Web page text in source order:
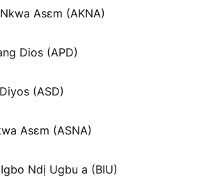
Asɛm (AKNA)
Dios (APD)
(ASD)
Asɛm (ASNA)
Ndị Ugbu a (BIU)